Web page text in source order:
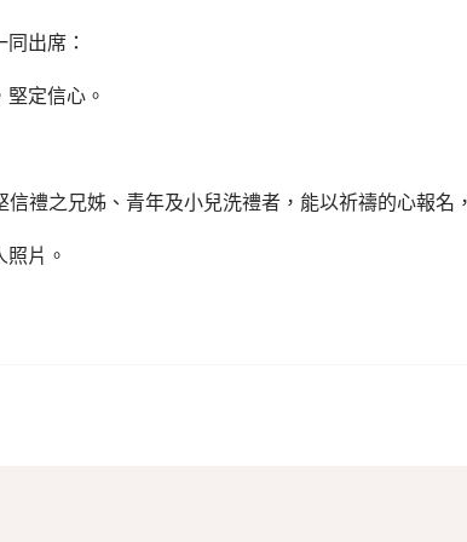
出席：
定信心。
禮之兄姊、青年及小兒洗禮者，能以祈禱的心報名，
片。